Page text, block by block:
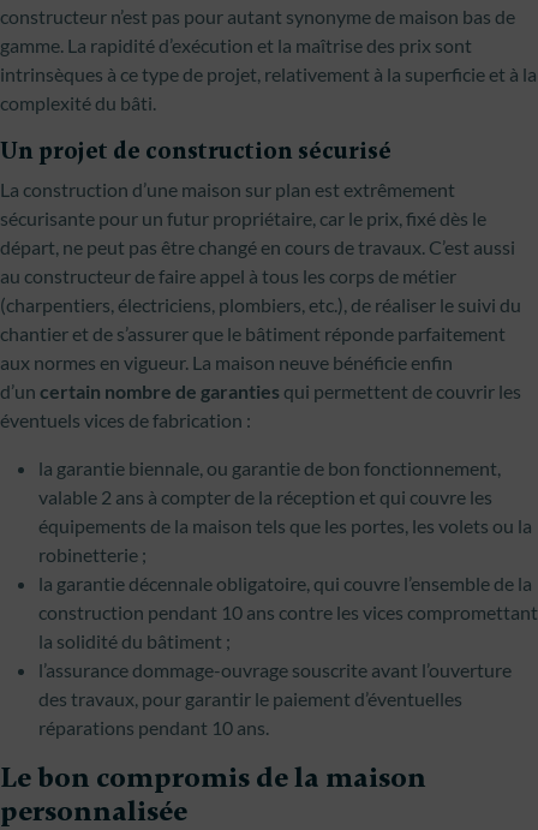
constructeur n’est pas pour autant synonyme de maison bas de
gamme. La rapidité d’exécution et la maîtrise des prix sont
intrinsèques à ce type de projet, relativement à la superficie et à la
complexité du bâti.
Un projet de construction sécurisé
La construction d’une maison sur plan est extrêmement
sécurisante pour un futur propriétaire, car le prix, fixé dès le
départ, ne peut pas être changé en cours de travaux. C’est aussi
au constructeur de faire appel à tous les corps de métier
(charpentiers, électriciens, plombiers, etc.), de réaliser le suivi du
chantier et de s’assurer que le bâtiment réponde parfaitement
aux normes en vigueur. La maison neuve bénéficie enfin
d’un certain nombre de garanties qui permettent de couvrir les
éventuels vices de fabrication :
la garantie biennale, ou garantie de bon fonctionnement,
valable 2 ans à compter de la réception et qui couvre les
équipements de la maison tels que les portes, les volets ou la
robinetterie ;
la garantie décennale obligatoire, qui couvre l’ensemble de la
construction pendant 10 ans contre les vices compromettant
la solidité du bâtiment ;
l’assurance dommage-ouvrage souscrite avant l’ouverture
des travaux, pour garantir le paiement d’éventuelles
réparations pendant 10 ans.
Le bon compromis de la maison
personnalisée